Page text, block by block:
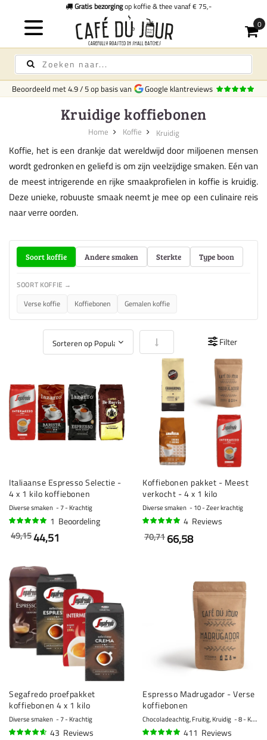
Gratis bezorgingop koffie & thee vanaf € 75,-
Beoordeeld met4.9/5op basis van Google klantreviews
Kruidige koffiebonen
Home Koffie Kruidig
Koffie, het is een drankje dat wereldwijd door miljoenen mensen
wordt gedronken en geliefd is om zijn veelzijdige smaken. Eén van
de meest intrigerende en rijke smaakprofielen in koffie is kruidig.
Deze unieke, robuuste smaak neemt je mee op een culinaire reis
naar verre oorden.
Soort koffie Andere smaken Sterkte Type boon
SOORT KOFFIE →
Verse koffie Koffiebonen Gemalen koffie
Van laag naar hoog sorteren
Filter
Italiaanse Espresso Selectie -
4 x 1 kilo koffiebonen
Diverse smaken 7 - Krachtig
100%
1 Beoordeling
44,51
49,15
Koffiebonen pakket - Meest
verkocht - 4 x 1 kilo
Diverse smaken 10 - Zeer krachtig
4 Reviews
66,58
70,71
Segafredo proefpakket
koffiebonen 4 x 1 kilo
Diverse smaken 7 - Krachtig
43 Reviews
Espresso Madrugador - Verse
koffiebonen
Chocoladeachtig, Fruitig, Kruidig 8 - Krachtig
411 Reviews